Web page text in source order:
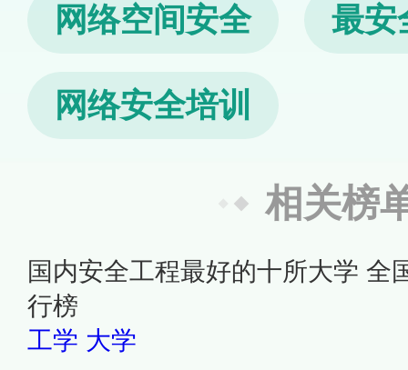
网络空间安全 最安
网络安全培训
相关榜
国内安全工程最好的十所大学 全
行榜
工学 大学